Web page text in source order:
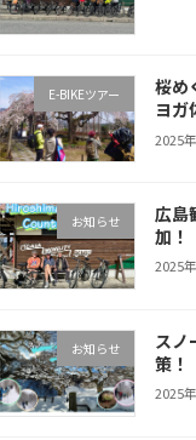
E-BIKEツアー
桜め
ヨガ
2025
お知らせ
広島
加！
2025
お知らせ
スノ
策！
2025